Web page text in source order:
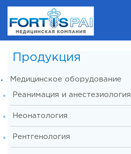
Продукция
Медицинское оборудование
Реанимация и анестезиология
Неонатология
Рентгенология